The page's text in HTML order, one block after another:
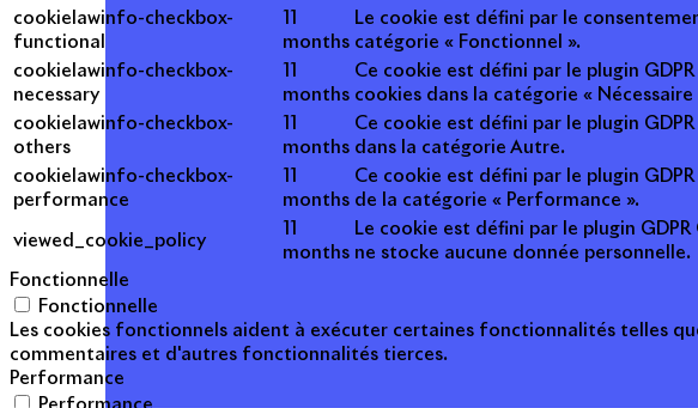
cookielawinfo-checkbox-
functional
months
Le cookie est défini par le
catégorie « Fonctionnel ».
cookielawinfo-checkbox-
necessary
months
Ce cookie est défini par le plugin
cookies dans la catégorie « Nécessaire
cookielawinfo-checkbox-
others
months
Ce cookie est défini par le plugin
dans la catégorie Autre.
cookielawinfo-checkbox-
performance
months
Ce cookie est défini par le plugin
de la catégorie « Performance ».
viewed_cookie_policy
months
Le cookie est défini par le plugin
ne stocke aucune donnée personnelle.
Fonctionnelle
Fonctionnelle
Les cookies fonctionnels aident à exécuter certaines fonctionnalités telles
commentaires et d'autres fonctionnalités tierces.
Performance